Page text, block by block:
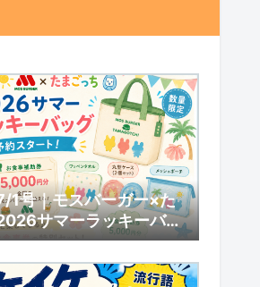
1号｜モスバーガー×た
サマーラッキーバッ
ート！数量限定の内容と